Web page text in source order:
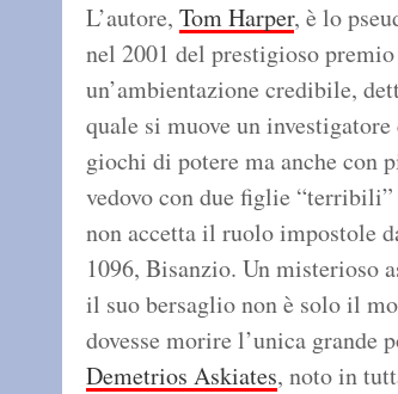
L’autore, Tom Harper, è lo
nel 2001 del prestigioso
un’ambientazione credibile,
quale si muove un
giochi di potere ma anche
vedovo con due figlie “terribili”
non accetta il ruolo impostole
1096, Bisanzio. Un misterioso
il suo bersaglio non è solo il
dovesse morire l’unica grande
Demetrios Askiates, noto in